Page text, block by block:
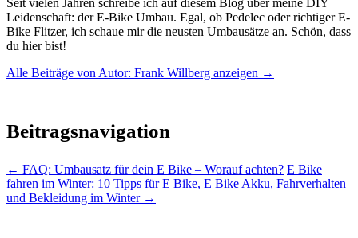
Leidenschaft: der E-Bike Umbau. Egal, ob Pedelec oder richtiger E-
Bike Flitzer, ich schaue mir die neusten Umbausätze an. Schön, dass
du hier bist!
Alle Beiträge von Autor: Frank Willberg anzeigen →
Beitragsnavigation
← FAQ: Umbausatz für dein E Bike – Worauf achten? E Bike
fahren im Winter: 10 Tipps für E Bike, E Bike Akku, Fahrverhalten
und Bekleidung im Winter →